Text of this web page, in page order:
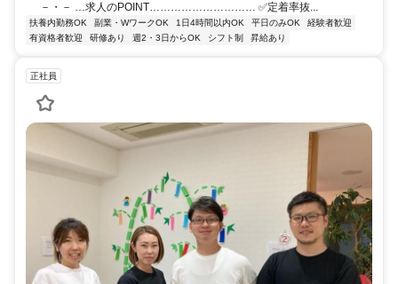
－・－ …求人のPOINT………………………… ✅定着率抜...
扶養内勤務OK 副業・WワークOK 1日4時間以内OK 平日のみOK
経験者歓迎
有資格者歓迎
研修あり 週2・3日からOK シフト制 昇給あり
正社員